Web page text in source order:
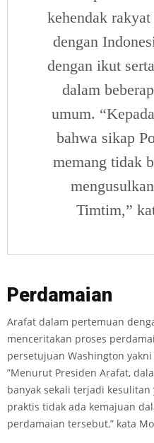
kehendak
dengan
dengan ikut
dalam
umum.
bahwa sikap
memang tidak
Timtim,”
Perdamaian
Arafat dalam pertemuan
menceritakan proses
persetujuan Washington
”Menurut Presiden Arafat,
banyak sekali terjadi
praktis tidak ada kemajuan
perdamaian tersebut,” kata